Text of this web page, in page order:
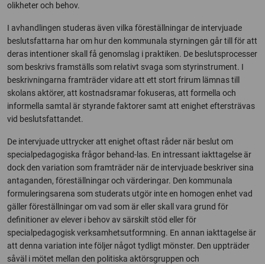
olikheter och behov.
I avhandlingen studeras även vilka föreställningar de intervjuade
beslutsfattarna har om hur den kommunala styrningen går till för att
deras intentioner skall få genomslag i praktiken. De beslutsprocesser
som beskrivs framställs som relativt svaga som styrinstrument. I
beskrivningarna framträder vidare att ett stort frirum lämnas till
skolans aktörer, att kostnadsramar fokuseras, att formella och
informella samtal är styrande faktorer samt att enighet eftersträvas
vid beslutsfattandet.
De intervjuade uttrycker att enighet oftast råder när beslut om
specialpedagogiska frågor behand-las. En intressant iakttagelse är
dock den variation som framträder när de intervjuade beskriver sina
antaganden, föreställningar och värderingar. Den kommunala
formuleringsarena som studerats utgör inte en homogen enhet vad
gäller föreställningar om vad som är eller skall vara grund för
definitioner av elever i behov av särskilt stöd eller för
specialpedagogisk verksamhetsutformning. En annan iakttagelse är
att denna variation inte följer något tydligt mönster. Den uppträder
såväl i mötet mellan den politiska aktörsgruppen och